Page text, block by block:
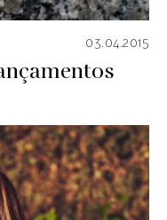
03.04.2015